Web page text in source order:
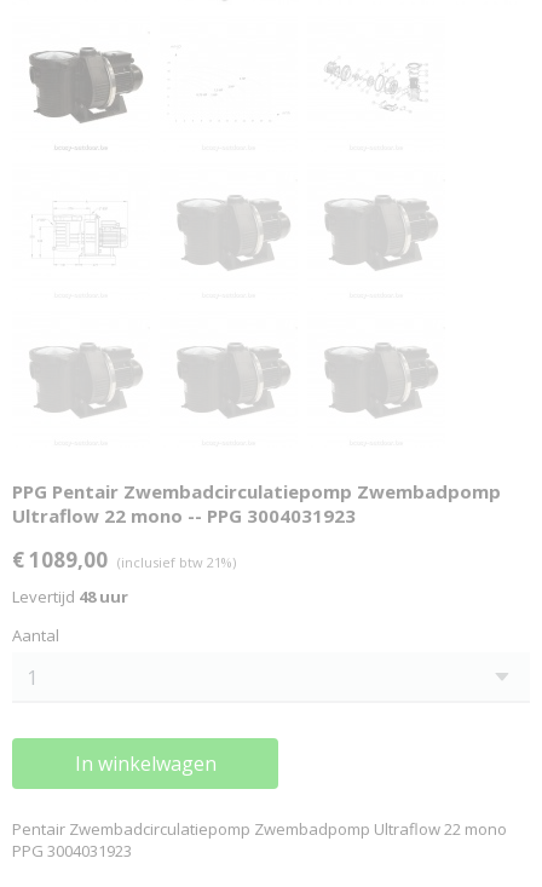
PPG Pentair Zwembadcirculatiepomp Zwembadpomp
Ultraflow 22 mono -- PPG 3004031923
€ 1089,00 (inclusief btw 21%)
Levertijd 48 uur
Aantal
In winkelwagen
Pentair Zwembadcirculatiepomp Zwembadpomp Ultraflow 22 mono
PPG 3004031923